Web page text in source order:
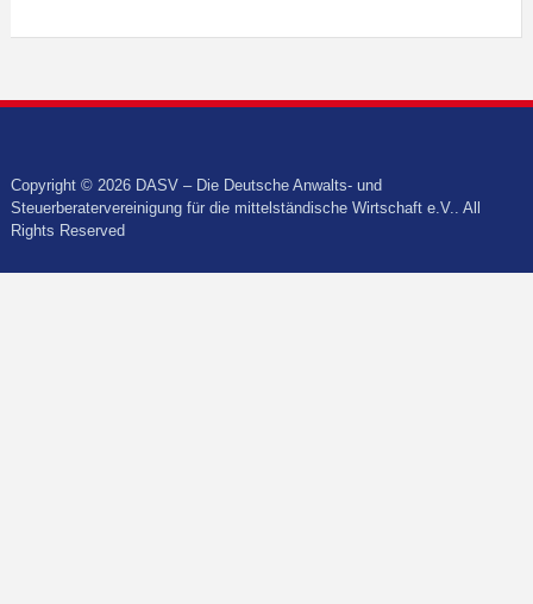
Copyright © 2026 DASV – Die Deutsche Anwalts- und
Steuerberatervereinigung für die mittelständische Wirtschaft e.V.. All
Rights Reserved